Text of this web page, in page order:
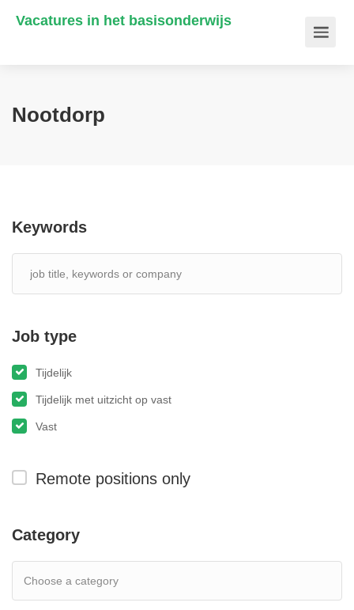
Vacatures in het basisonderwijs
Nootdorp
Keywords
Job type
Tijdelijk
Tijdelijk met uitzicht op vast
Vast
Remote positions only
Category